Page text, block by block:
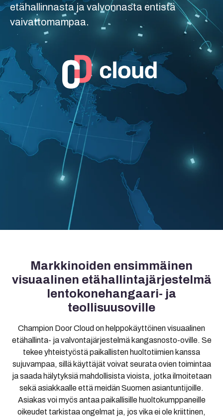
etähallinnasta ja valvonnasta entistä
vaivattomampaa.
Markkinoiden ensimmäinen
visuaalinen etähallintajärjestelmä
lentokonehangaari- ja
teollisuusoville
Champion Door Cloud on helppokäyttöinen visuaalinen
etähallinta- ja valvontajärjestelmä kangasnosto-oville. Se
tekee yhteistyöstä paikallisten huoltotiimien kanssa
sujuvampaa, sillä käyttäjät voivat seurata ovien toimintaa
ja saada hälytyksiä mahdollisista vioista, jotka ilmoitetaan
sekä asiakkaalle että meidän Suomen asiantuntijoille.
Asiakas voi myös antaa paikallisille huoltokumppaneille
oikeudet tarkistaa ongelmat ja, jos vika ei ole kriittinen,